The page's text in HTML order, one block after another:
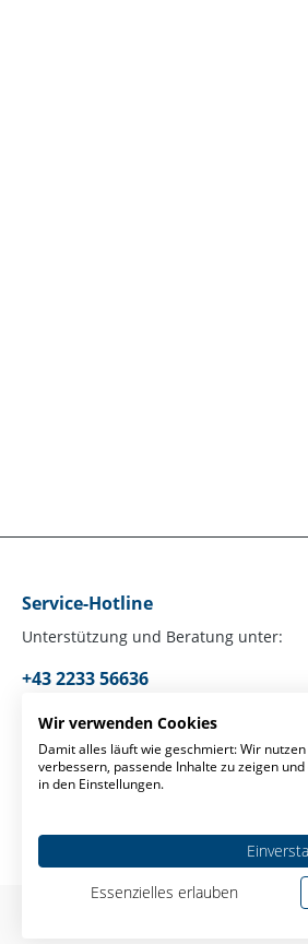
Service-Hotline
Unterstützung und Beratung unter:
+43 2233 56636
Mo-Fr, 09:00 - 17:00 Uhr
Oder über unserKontaktformular.
Wir verwenden Cookies
Damit alles läuft wie geschmiert: Wir
verbessern, passende Inhalte zu zeigen
in den Einstellungen.
Essenzielles erlauben